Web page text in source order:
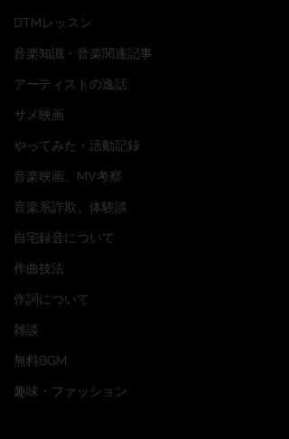
DTMレッスン
音楽知識・音楽関連記事
アーティストの逸話
サメ映画
やってみた・活動記録
音楽映画、MV考察
音楽系詐欺、体験談
自宅録音について
作曲技法
作詞について
雑談
無料BGM
趣味・ファッション